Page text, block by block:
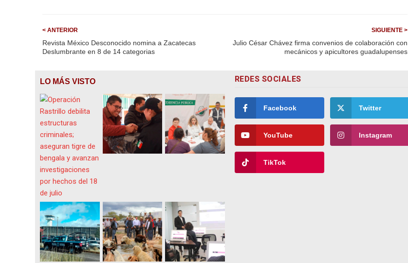
< ANTERIOR
Revista México Desconocido nomina a Zacatecas
Deslumbrante en 8 de 14 categorias
SIGUIENTE >
Julio César Chávez firma convenios de colaboración con
mecánicos y apicultores guadalupenses
LO MÁS VISTO REDES SOCIALES
Facebook Twitter
YouTube Instagram
TikTok